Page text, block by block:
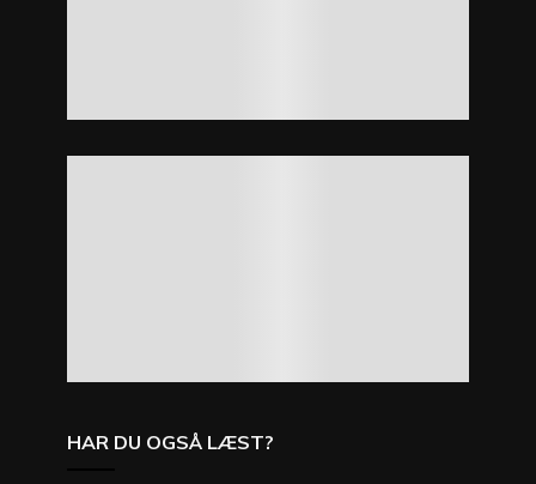
HAR DU OGSÅ LÆST?